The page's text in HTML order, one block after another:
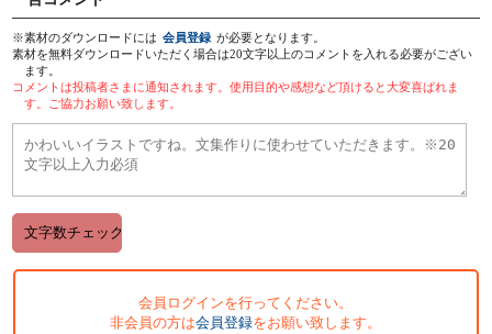
※素材のダウンロードには 会員登録 が必要となります。
素材を無料ダウンロードいただく場合は20文字以上のコメントを入れる必要がござい
ます。
コメントは投稿者さまに通知されます。使用目的や感想など頂けると大変喜ばれま
す。ご協力お願い致します。
会員ログインを行ってください。
非会員の方は会員登録をお願い致します。